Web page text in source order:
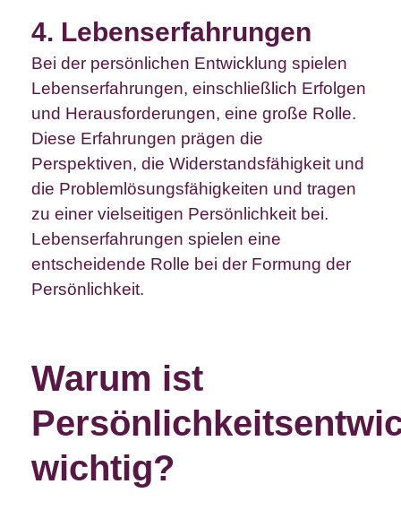
4. Lebenserfahrungen
Bei der persönlichen Entwicklung spielen
Lebenserfahrungen, einschließlich Erfolgen
und Herausforderungen, eine große Rolle.
Diese Erfahrungen prägen die
Perspektiven, die Widerstandsfähigkeit und
die Problemlösungsfähigkeiten und tragen
zu einer vielseitigen Persönlichkeit bei.
Lebenserfahrungen spielen eine
entscheidende Rolle bei der Formung der
Persönlichkeit.
Warum ist
wichtig?